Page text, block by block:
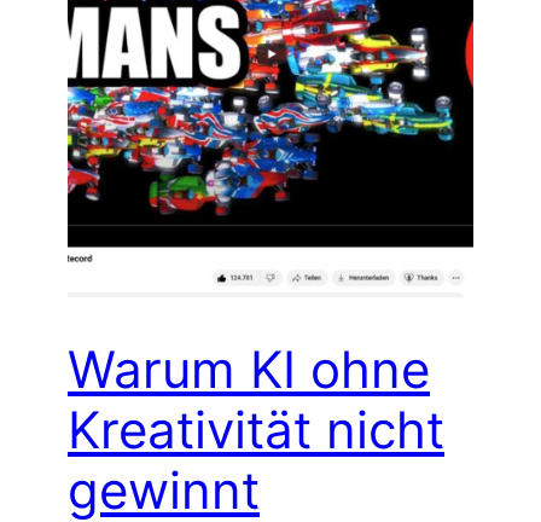
Warum KI ohne
Kreativität nicht
gewinnt